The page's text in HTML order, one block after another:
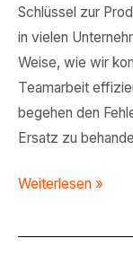
Schlüssel zur
in vielen
Weise, wie wir
Teamarbeit
begehen den
Ersatz zu
Weiterlesen »